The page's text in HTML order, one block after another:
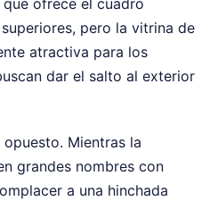
ofrece el cuadro
pero la vitrina de
atractiva para los
dar el salto al exterior
Mientras la
grandes nombres con
a una hinchada